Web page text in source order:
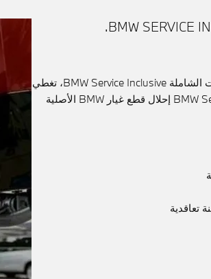
بالإضافة إلى عروض الصيانة التي تقدمها باقة الخدمات الشاملة BMW Service Inclusive، تغطي
باقة الخدمات الشاملة الإضافية BMW Service Inclusive Plus إحلال قطع غيار BMW الأصلية
تعاقدية​